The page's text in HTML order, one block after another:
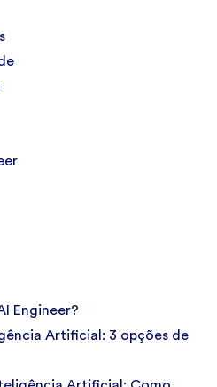
Engineer?
Artificial: 3 opções de